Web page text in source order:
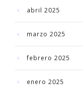
abril 2025
marzo 2025
febrero 2025
enero 2025